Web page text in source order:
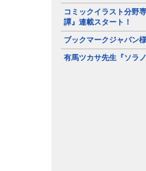
コミックイラスト分野
譚』連載スタート！
ブックマークジャパン
有馬ツカサ先生『ソラ